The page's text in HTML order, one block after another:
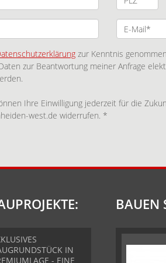
zur Kenntnis
zur Beantwortung meiner Anfrage
Ihre Einwilligung jederzeit für die
west.de widerrufen. *
IN
- EINE
BAUEN